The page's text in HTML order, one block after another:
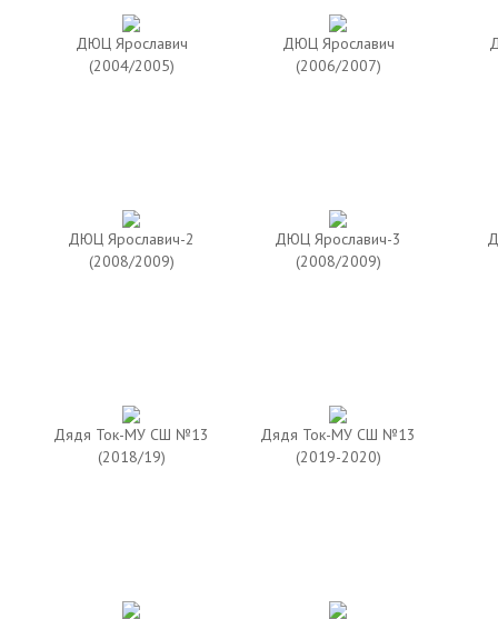
ДЮЦ Ярославич
(2004/2005)
ДЮЦ Ярославич
(2006/2007)
ДЮЦ Ярославич-2
(2008/2009)
ДЮЦ Ярославич-3
(2008/2009)
Дядя Ток-МУ СШ №13
(2018/19)
Дядя Ток-МУ СШ №13
(2019-2020)